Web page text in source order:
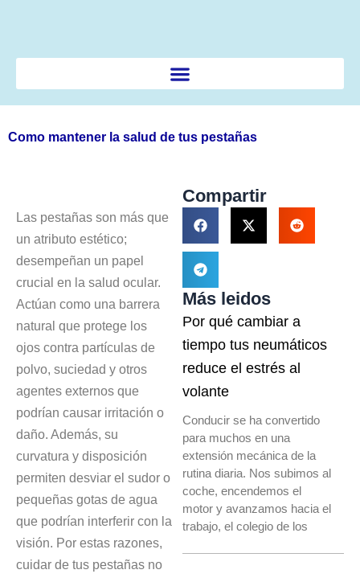
Como mantener la salud de tus pestañas
Las pestañas son más que
un atributo estético;
desempeñan un papel
crucial en la salud ocular.
Actúan como una barrera
natural que protege los
ojos contra partículas de
polvo, suciedad y otros
agentes externos que
podrían causar irritación o
daño. Además, su
curvatura y disposición
permiten desviar el sudor o
pequeñas gotas de agua
que podrían interferir con la
visión. Por estas razones,
cuidar de tus pestañas no
Compartir
Más leidos
Por qué cambiar a
tiempo tus neumáticos
reduce el estrés al
volante
Conducir se ha convertido
para muchos en una
extensión mecánica de la
rutina diaria. Nos subimos al
coche, encendemos el
motor y avanzamos hacia el
trabajo, el colegio de los